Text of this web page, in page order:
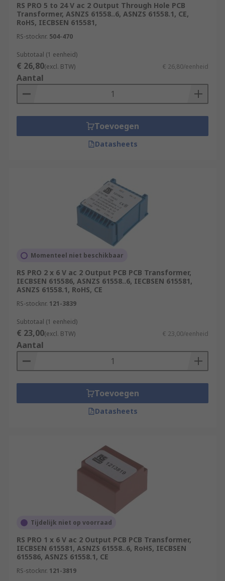
RS PRO 5 to 24 V ac 2 Output Through Hole PCB
Transformer, ASNZS 61558..6, ASNZS 61558.1, CE,
RoHS, IECBSEN 615581,
RS-stocknr. 504-470
Subtotaal (1 eenheid)
€ 26,80(excl. BTW) € 26,80/eenheid
Aantal
Toevoegen
Datasheets
Momenteel niet beschikbaar
RS PRO 2 x 6 V ac 2 Output PCB PCB Transformer,
IECBSEN 615586, ASNZS 61558..6, IECBSEN 615581,
ASNZS 61558.1, RoHS, CE
RS-stocknr. 121-3839
Subtotaal (1 eenheid)
€ 23,00(excl. BTW) € 23,00/eenheid
Aantal
Toevoegen
Datasheets
Tijdelijk niet op voorraad
RS PRO 1 x 6 V ac 2 Output PCB PCB Transformer,
IECBSEN 615581, ASNZS 61558..6, RoHS, IECBSEN
615586, ASNZS 61558.1, CE
RS-stocknr. 121-3819